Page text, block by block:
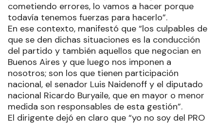
cometiendo errores, lo vamos a hacer porque
todavía tenemos fuerzas para hacerlo”.
En ese contexto, manifestó que “los culpables de
que se den dichas situaciones es la conducción
del partido y también aquellos que negocian en
Buenos Aires y que luego nos imponen a
nosotros; son los que tienen participación
nacional, el senador Luis Naidenoff y el diputado
nacional Ricardo Buryaile, que en mayor o menor
medida son responsables de esta gestión”.
El dirigente dejó en claro que “yo no soy del PRO